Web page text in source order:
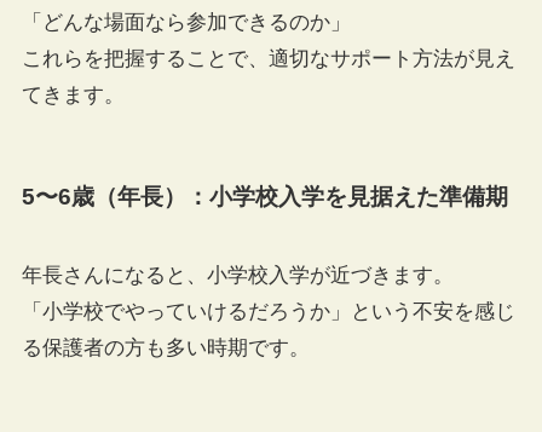
「どんな場面なら参加できるのか」
これらを把握することで、適切なサポート方法が見え
てきます。
5〜6歳（年長）：小学校入学を見据えた準備期
年長さんになると、小学校入学が近づきます。
「小学校でやっていけるだろうか」という不安を感じ
る保護者の方も多い時期です。